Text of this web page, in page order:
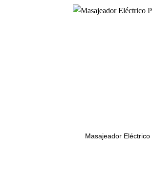
Masajeador Eléctrico